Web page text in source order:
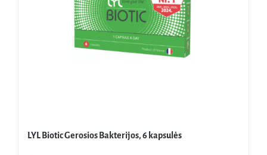
LYL Biotic Gerosios Bakterijos, 6 kapsulės